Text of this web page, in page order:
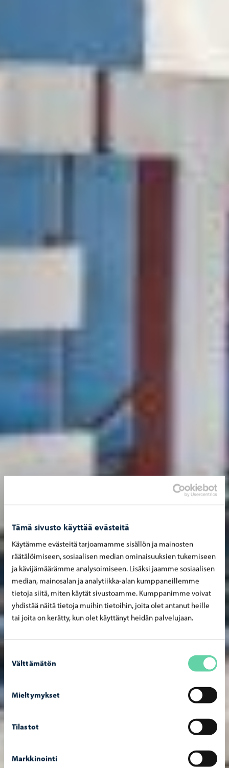
Tämä sivusto käyttää evästeitä
Käytämme evästeitä tarjoamamme sisällön ja mainosten
räätälöimiseen, sosiaalisen median ominaisuuksien tukemiseen
ja kävijämäärämme analysoimiseen. Lisäksi jaamme sosiaalisen
median, mainosalan ja analytiikka-alan kumppaneillemme
tietoja siitä, miten käytät sivustoamme. Kumppanimme voivat
yhdistää näitä tietoja muihin tietoihin, joita olet antanut heille
tai joita on kerätty, kun olet käyttänyt heidän palvelujaan.
valinta
Välttämätön
Mieltymykset
Tilastot
Markkinointi